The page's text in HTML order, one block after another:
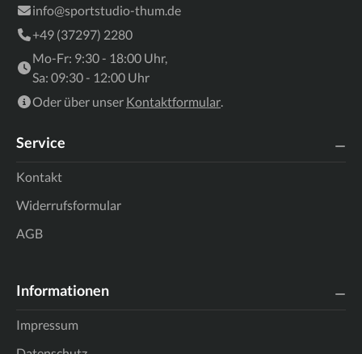
info@sportstudio-thum.de
+49 (37297) 2280
Mo-Fr: 9:30 - 18:00 Uhr,
Sa: 09:30 - 12:00 Uhr
Oder über unser Kontaktformular.
Service
Kontakt
Widerrufsformular
AGB
Informationen
Impressum